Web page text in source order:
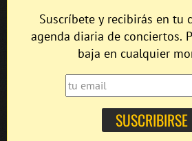
Suscríbete y recibirás en tu
agenda diaria de conciertos.
baja en cualquier